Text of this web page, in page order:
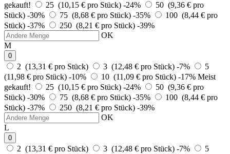
gekauft!
25 (10,15 € pro Stück) -24%
50 (9,36 € pro
Stück) -30% 75 (8,68 € pro Stück) -35%
100 (8,44 € pro
Stück) -37% 250 (8,21 € pro Stück) -39%
OK
M
0
2 (13,31 € pro Stück) 3 (12,48 € pro Stück) -7%
5
(11,98 € pro Stück) -10% 10 (11,09 € pro Stück) -17% Meist
gekauft!
25 (10,15 € pro Stück) -24%
50 (9,36 € pro
Stück) -30% 75 (8,68 € pro Stück) -35%
100 (8,44 € pro
Stück) -37% 250 (8,21 € pro Stück) -39%
OK
L
0
2 (13,31 € pro Stück) 3 (12,48 € pro Stück) -7%
5